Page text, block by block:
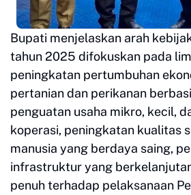
Bupati menjelaskan arah
tahun 2025 difokuskan pada
peningkatan pertumbuhan
pertanian dan perikanan
penguatan usaha mikro, kecil,
koperasi, peningkatan kualitas
manusia yang berdaya saing,
infrastruktur yang
penuh terhadap pelaksanaan